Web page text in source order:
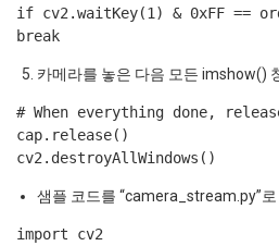
if cv2.waitKey(1) & 0xFF ==
break
카메라를 놓은 다음 모든 imshow()
# When everything done,
cap.release()
cv2.destroyAllWindows()
샘플 코드를 “camera_stream.py”로
import cv2